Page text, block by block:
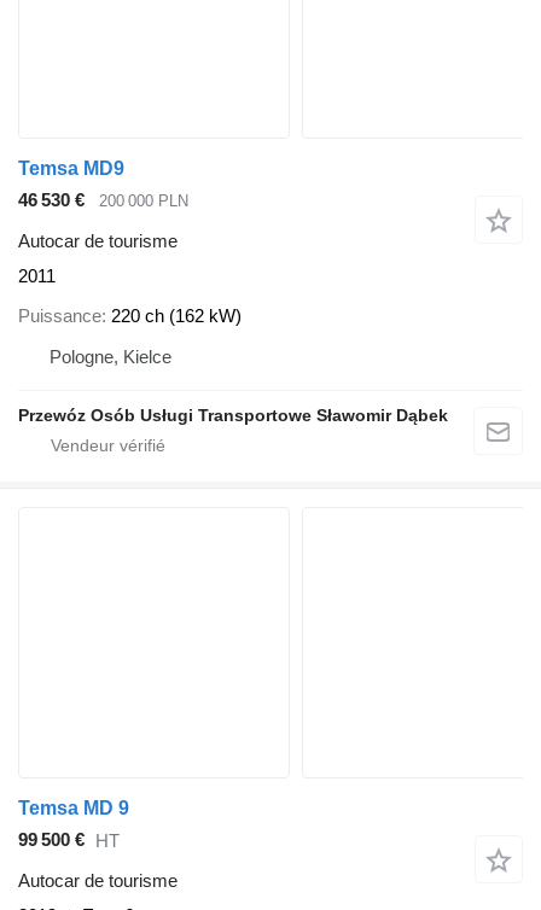
Temsa MD9
46 530 €
200 000 PLN
Autocar de tourisme
2011
Puissance 220 ch (162 kW)
Pologne, Kielce
Przewóz Osób Usługi Transportowe Sławomir Dąbek
Temsa MD 9
99 500 € HT
Autocar de tourisme